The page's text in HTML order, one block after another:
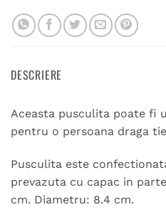
DESCRIERE
Aceasta pusculita poate fi
pentru o persoana draga
Pusculita este
prevazuta cu capac in
cm. Diametru: 8.4 cm.